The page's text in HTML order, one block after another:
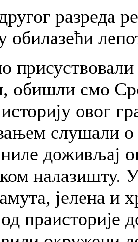
разреда
обилазећи
присуствовали
обишли смо
овог
слушали о
доживљај
налазишту.
јелена и
праисторије